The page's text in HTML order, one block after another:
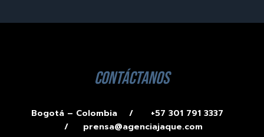
contáctanos
Bogotá – Colombia /
+57 301 791 3337
/ prensa@agenciajaque.com